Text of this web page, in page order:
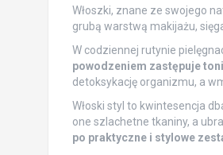
Włoszki, znane ze swojego
grubą warstwą makijażu,
W codziennej rutynie
powodzeniem zastępuje
detoksykację organizmu, a
Włoski styl to kwintesencja
one szlachetne tkaniny, a
po praktyczne i stylowe